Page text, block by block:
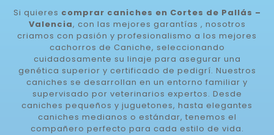
Si quieres comprar caniches en Cortes de Pallás –
Valencia, con las mejores garantías , nosotros
criamos con pasión y profesionalismo a los mejores
cachorros de Caniche, seleccionando
cuidadosamente su linaje para asegurar una
genética superior y certificado de pedigrí. Nuestros
caniches se desarrollan en un entorno familiar y
supervisado por veterinarios expertos. Desde
caniches pequeños y juguetones, hasta elegantes
caniches medianos o estándar, tenemos el
compañero perfecto para cada estilo de vida.